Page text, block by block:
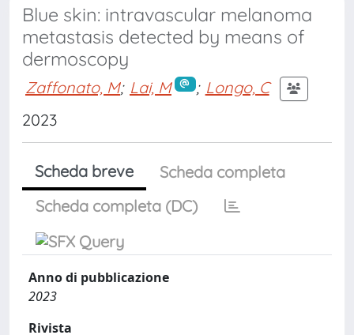
Blue skin: intravascular melanoma
metastasis detected by means of
dermoscopy
Zaffonato, M; Lai, M ; Longo, C
2023
Scheda breve
Scheda completa
Scheda completa (DC)
Anno di pubblicazione
2023
Rivista